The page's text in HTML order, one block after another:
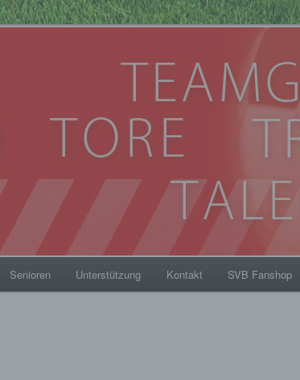
1912
Senioren Unterstützung Kontakt SVB Fanshop